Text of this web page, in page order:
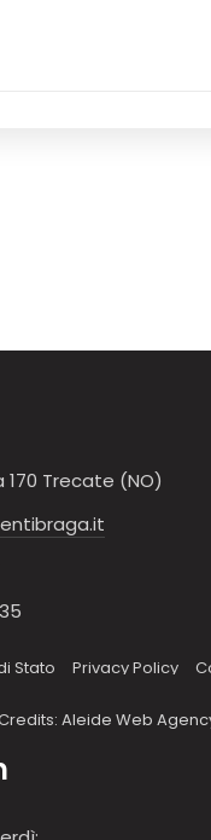
170 Trecate (NO)
Stato Privacy Policy
Aleide Web